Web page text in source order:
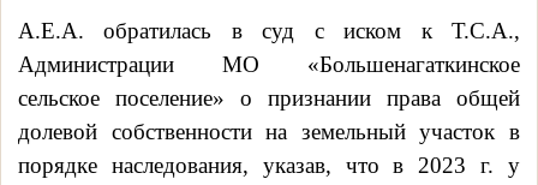
А.Е.А. обратилась в суд с иском к Т.С.А.,
Администрации МО «Большенагаткинское
сельское поселение» о признании права общей
долевой собственности на земельный участок в
порядке наследования, указав, что в 2023 г. у